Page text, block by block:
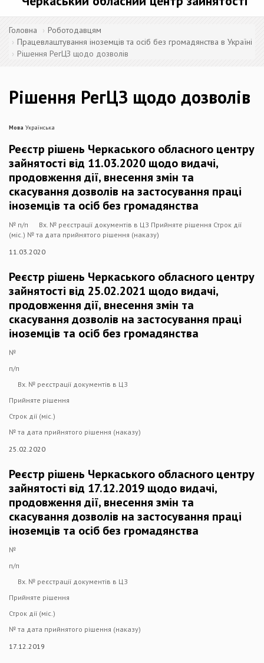
Головна
Роботодавцям
Працевлаштування іноземців та осіб без громадянства в Україні
Рішення РегЦЗ щодо дозволів
Рішення РегЦЗ щодо дозволів
Мова Українська
Реєстр рішень Черкаського обласного центру
зайнятості від 11.03.2020 щодо видачі,
продовження дії, внесення змін та
скасування дозволів на застосування праці
іноземців та осіб без громадянства
№ п/п Вх. № реєстрації документів в ЦЗ Прийняте рішення Строк дії
(міс.) № та дата прийнятого рішення (наказу)
11.03.2020
Реєстр рішень Черкаського обласного центру
зайнятості від 25.02.2021 щодо видачі,
продовження дії, внесення змін та
скасування дозволів на застосування праці
іноземців та осіб без громадянства
№
п/п
Вх. № реєстрації документів в ЦЗ
Прийняте рішення
Строк дії (міс.)
№ та дата прийнятого рішення (наказу)
25.02.2020
Реєстр рішень Черкаського обласного центру
зайнятості від 17.12.2019 щодо видачі,
продовження дії, внесення змін та
скасування дозволів на застосування праці
іноземців та осіб без громадянства
№
п/п
Вх. № реєстрації документів в ЦЗ
Прийняте рішення
Строк дії (міс.)
№ та дата прийнятого рішення (наказу)
17.12.2019